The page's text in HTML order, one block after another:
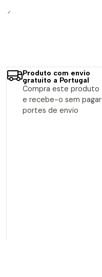
Produto com envio
gratuito a Portugal
Compra este produto
e recebe-o sem pagar
portes de envio